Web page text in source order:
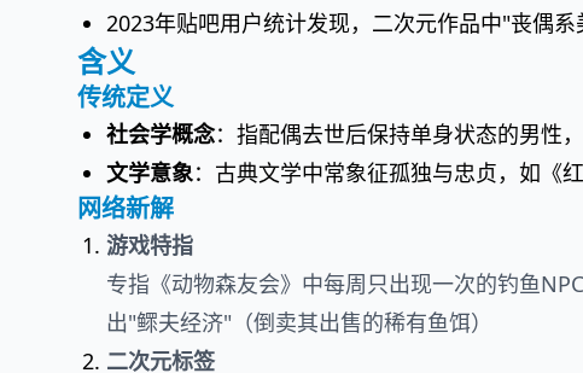
2023年贴吧用户统计发现，二次元作品中"丧偶
含义
传统定义
社会学概念：指配偶去世后保持单身状态的男性
文学意象：古典文学中常象征孤独与忠贞，如《
网络新解
游戏特指
专指《动物森友会》中每周只出现一次的钓鱼
出"鳏夫经济"（倒卖其出售的稀有鱼饵）
二次元标签